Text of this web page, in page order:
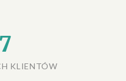
KLIENTÓW